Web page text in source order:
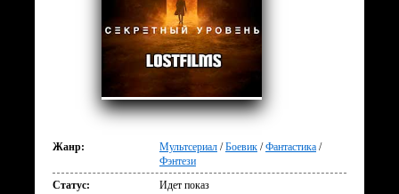
Жанр: Мультсериал /Боевик /Фантастика /
Фэнтези
Статус:
Идет показ